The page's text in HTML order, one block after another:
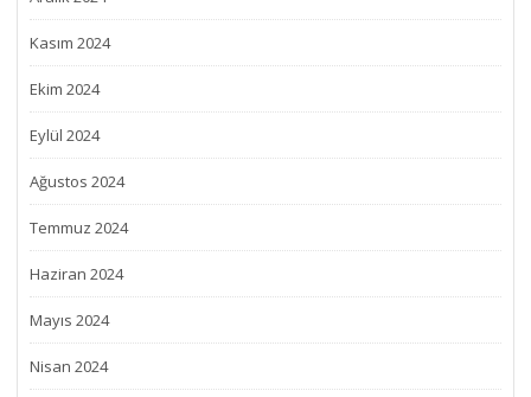
Kasım 2024
Ekim 2024
Eylül 2024
Ağustos 2024
Temmuz 2024
Haziran 2024
Mayıs 2024
Nisan 2024